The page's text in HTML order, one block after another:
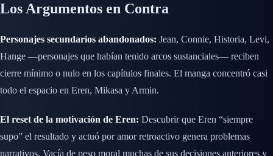
Los Argumentos en Contra
Personajes secundarios abandonados: Jean, Connie, Historia, Levi,
Hange —personajes que habían tenido arcos sustanciales— reciben
cierre mínimo o nulo en los capítulos finales. El manga concentró casi
todo el espacio en Eren, Mikasa y Armin.
El reset de la motivación de Eren: Descubrir que Eren “siempre
supo” el resultado y actuó por amor retroactivo genera problemas
narrativos. Vacía de peso moral muchas de sus decisiones anteriores y